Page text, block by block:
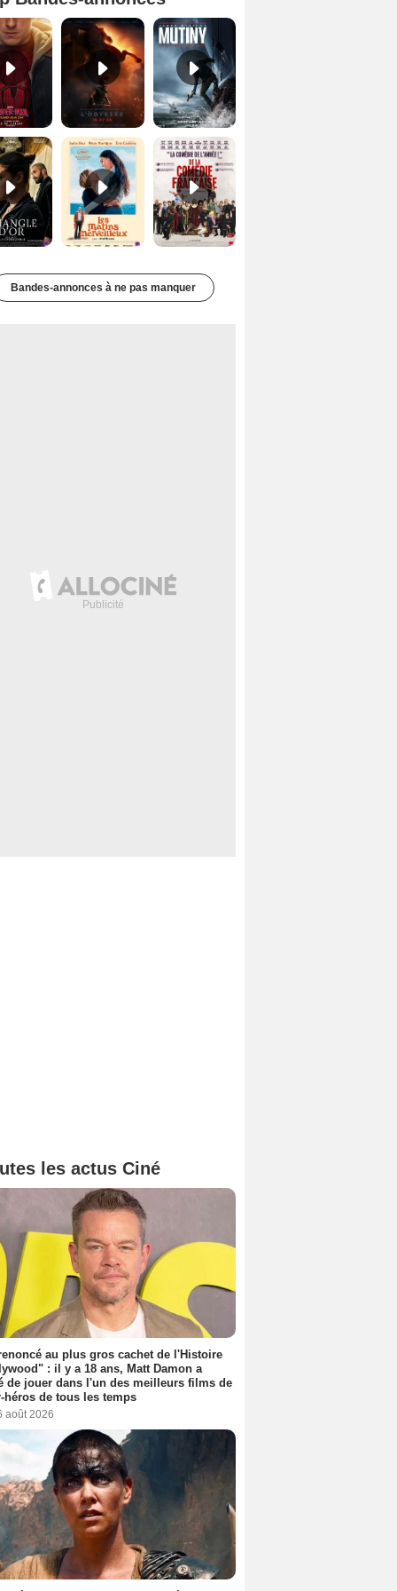
Spider-Man: Brand New Day Bande-annonce VO STFR L'Odyssée Bande-annonce VO STFR
Les Matins merveilleux Bande-annonce VF De la Comédie-Française Teaser VF
Bandes-annonces à ne pas manquer
les actus Ciné
au plus gros cachet de l'Histoire
: il y a 18 ans, Matt Damon a
de jouer dans l'un des meilleurs films de
héros de tous les temps
août 2026